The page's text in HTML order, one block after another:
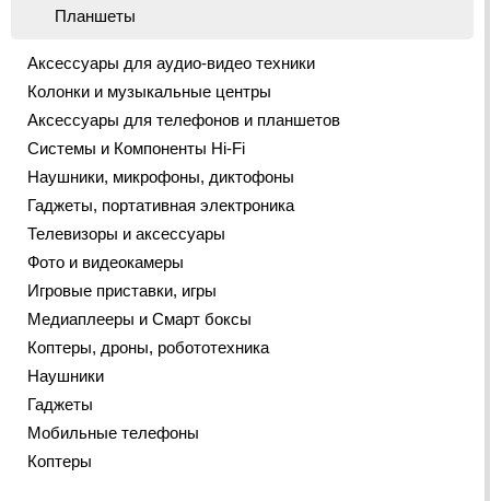
Планшеты
Аксессуары для аудио-видео техники
Колонки и музыкальные центры
Аксессуары для телефонов и планшетов
Системы и Компоненты Hi-Fi
Наушники, микрофоны, диктофоны
Гаджеты, портативная электроника
Телевизоры и аксессуары
Фото и видеокамеры
Игровые приставки, игры
Медиаплееры и Смарт боксы
Коптеры, дроны, робототехника
Наушники
Гаджеты
Мобильные телефоны
Коптеры